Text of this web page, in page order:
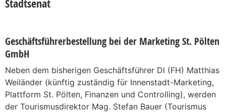
Stadtsenat
Geschäftsführerbestellung bei der Marketing St. Pölten
GmbH
Neben dem bisherigen Geschäftsführer Dl (FH) Matthias
Weiländer (künftig zuständig für Innenstadt-Marketing,
Plattform St. Pölten, Finanzen und Controlling), werden
der Tourismusdirektor Mag. Stefan Bauer (Tourismus